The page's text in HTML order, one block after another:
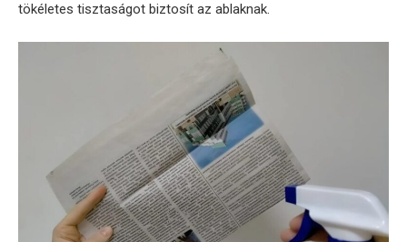
tökéletes tisztaságot biztosít az ablaknak.